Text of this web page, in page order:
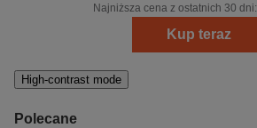
Najniższa cena z ostatnich 30 dni:
Kup teraz
High-contrast mode
Polecane